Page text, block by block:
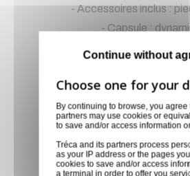
- Accessoires inclus :
- Capsule :
- Couleur : Noir,
- Câbles inclus :
- Dimensions (mm) : 169
- Directivité :
- Interrupteur :
By continuing to browse, you
partners may use cookies or
to save and/or access information
Tréca and its partners process
as your IP address or the pages
cookies to save and/or access
a terminal in order to offer you
Continue without